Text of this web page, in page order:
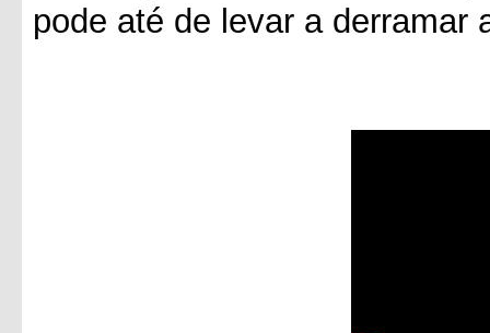
pode até de levar a derramar